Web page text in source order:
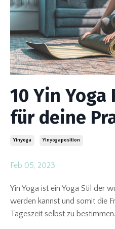
10 Yin
für deine
Yinyoga Yinyogaposition
Feb 05, 2023
Yin Yoga ist ein Yoga Stil der
werden kannst und somit die
Tageszeit selbst zu bestimmen.